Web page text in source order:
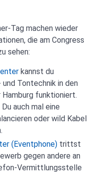
Tag machen wieder
die am Congress
sehen:
kannst du
Tontechnik in den
funktioniert.
auch mal eine
oder wild Kabel
(Eventphone) trittst
gegen andere an
Vermittlungsstelle